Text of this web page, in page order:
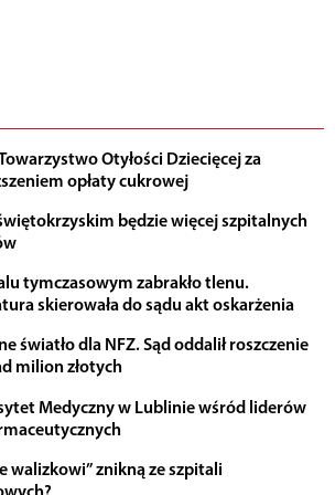
Otyłości Dziecięcej za
opłaty cukrowej
będzie więcej szpitalnych
tymczasowym zabrakło tlenu.
skierowała do sądu akt oskarżenia
światło dla NFZ. Sąd oddalił roszczenie
milion złotych
Medyczny w Lublinie wśród liderów
walizkowi” znikną ze szpitali